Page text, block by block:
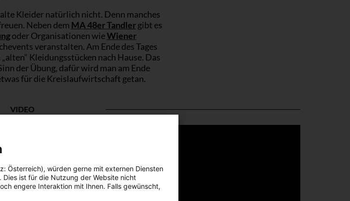
Kleider natürlich nicht. Denn manches
Neben dem MA 48er Tandler gibt es
oder Organisationen wieWiener
veranstalten. Am Ende des Tages
Kleidungsstücken nach Hause. Das
der Übung, dafür wird man am Ende
für die Kreislaufwirtschaft getan.
VIDEO
Österreich), würden gerne mit externen Diensten
ist für die Nutzung der Website nicht
engere Interaktion mit Ihnen. Falls gewünscht,